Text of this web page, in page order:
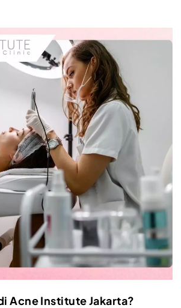
Acne Institute Jakarta?